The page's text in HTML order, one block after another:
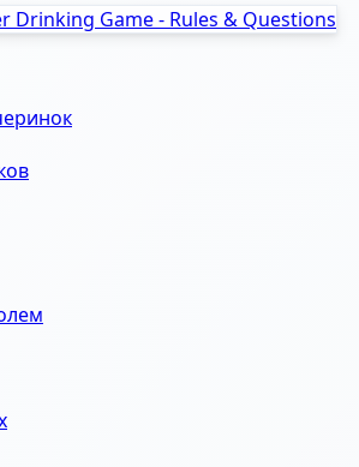
Drinking Game - Rules & Questions